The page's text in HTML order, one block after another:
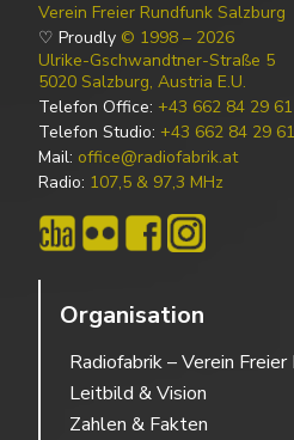
Verein Freier Rundfunk Salzburg
♡ Proudly © 1998 – 2026
Ulrike-Gschwandtner-Straße 5
5020 Salzburg, Austria E.U.
Telefon Office: +43 662 84 29 61
Telefon Studio: +43 662 84 29
Mail: office@radiofabrik.at
Radio: 107,5 & 97,3 MHz
Organisation
Radiofabrik – Verein
Leitbild & Vision
Zahlen & Fakten